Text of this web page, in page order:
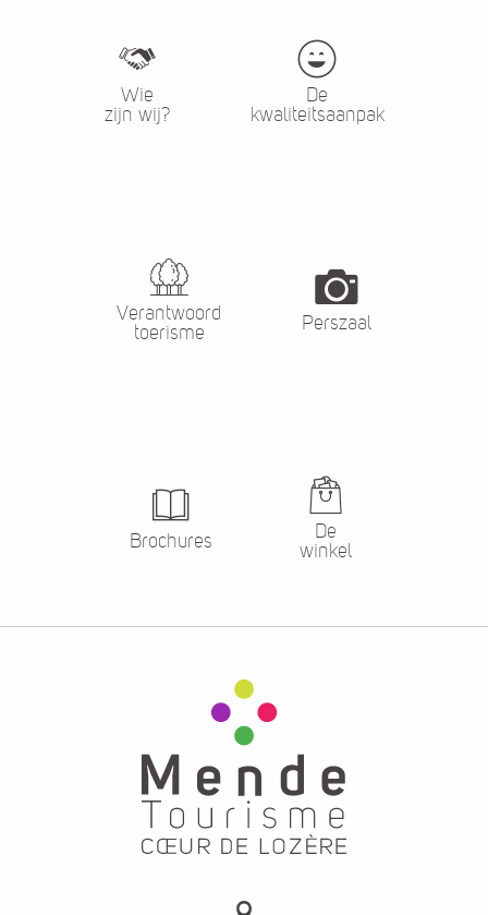
Wie
zijn wij?
De
kwaliteitsaanpak
Verantwoord
toerisme
Perszaal
Brochures
De
winkel